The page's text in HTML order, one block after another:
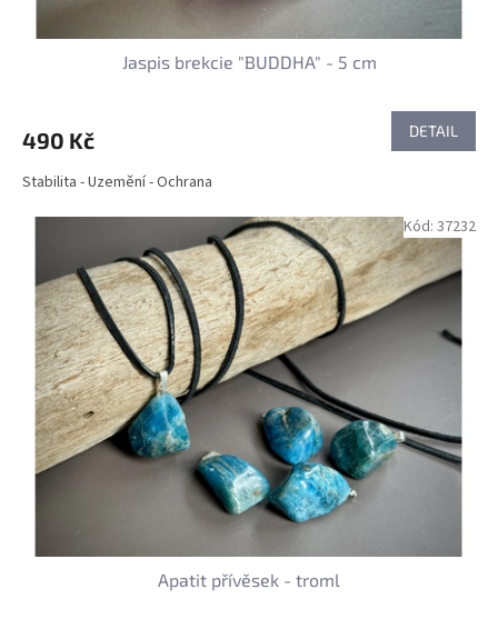
Jaspis brekcie "BUDDHA" - 5 cm
490 Kč DETAIL
Stabilita - Uzemění - Ochrana
Apatit přívěsek - troml
Kód: 37232